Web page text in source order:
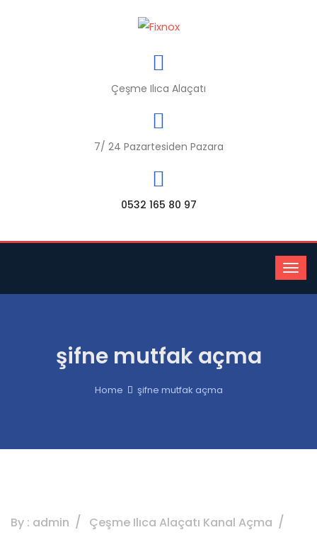
Çeşme Ilıca Alaçatı
7/ 24 Pazartesiden Pazara
0532 165 80 97
şifne mutfak açma
Home şifne mutfak açma
By : admin
Çeşme Ilıca Alaçatı Kanal Açma